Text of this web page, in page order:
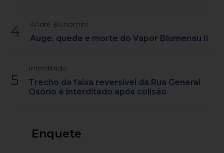
4 André Bonomini
Auge, queda e morte do Vapor Blumenau II
5
Interditado
Trecho da faixa reversível da Rua General
Osório é interditado após colisão
Enquete